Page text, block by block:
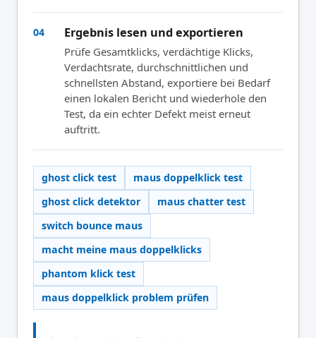
04 Ergebnis lesen und exportieren
Prüfe Gesamtklicks, verdächtige Klicks,
Verdachtsrate, durchschnittlichen und
schnellsten Abstand, exportiere bei Bedarf
einen lokalen Bericht und wiederhole den
Test, da ein echter Defekt meist erneut
auftritt.
ghost click test
maus doppelklick test
ghost click detektor
maus chatter test
switch bounce maus
macht meine maus doppelklicks
phantom klick test
maus doppelklick problem prüfen